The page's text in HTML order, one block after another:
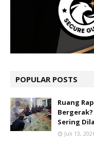
POPULAR POSTS
Ruang
Sering
Juli 13,